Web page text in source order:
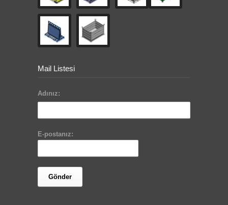
Mail Listesi
Adınız:
E-postanız: